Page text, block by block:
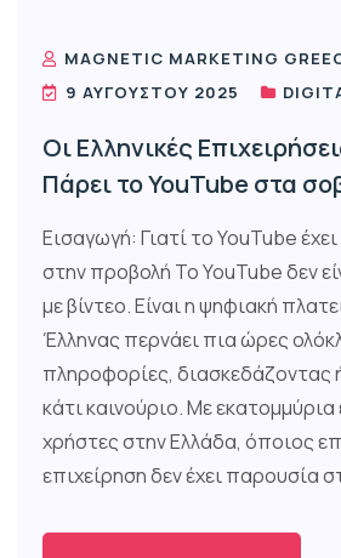
MAGNETIC MARKETING
9 ΑΥΓΟΎΣΤΟΥ 2025
Οι Ελληνικές
Πάρει το YouTube στα
Εισαγωγή: Γιατί το YouTube έχει
στην προβολή Το YouTube δεν
με βίντεο. Είναι η ψηφιακή
Έλληνας περνάει πια ώρες
πληροφορίες, διασκεδάζοντας
κάτι καινούριο. Με εκατομμύρια
χρήστες στην Ελλάδα, όποιος
επιχείρηση δεν έχει παρουσία